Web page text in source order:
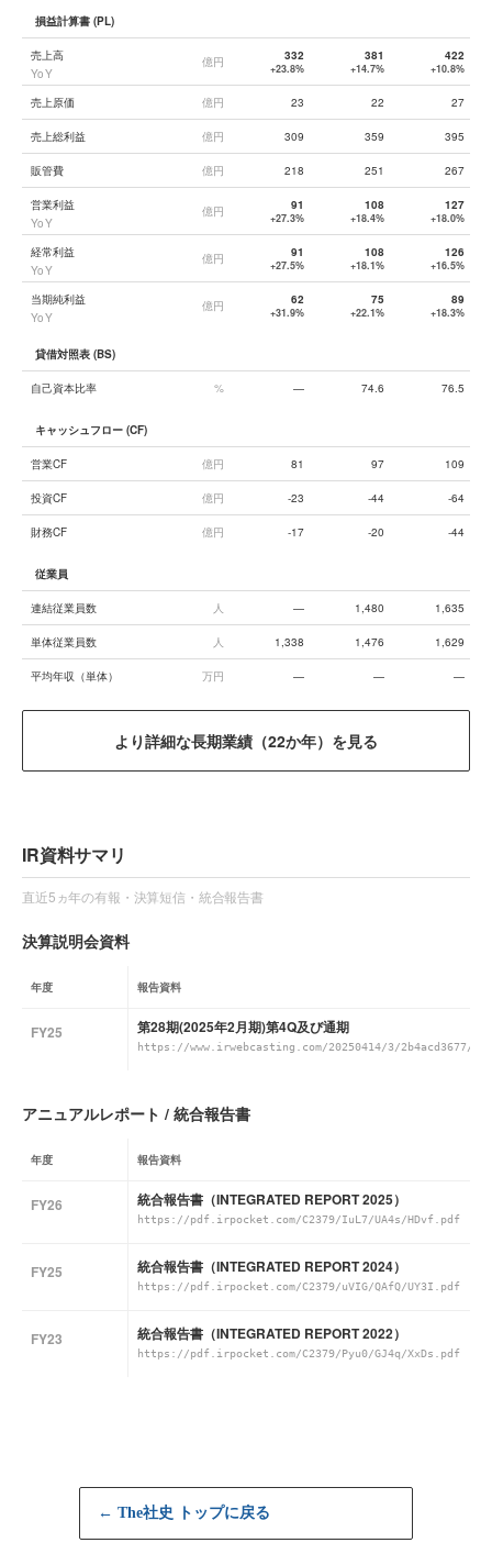
損益計算書 (PL)
売上高
YoY
億円 332
+23.8%
381
+14.7%
422
+10.8%
売上原価 億円 23 22 27
売上総利益 億円 309 359 395
販管費 億円 218 251 267
営業利益
YoY
億円 91
+27.3%
108
+18.4%
127
+18.0%
経常利益
YoY
億円 91
+27.5%
108
+18.1%
126
+16.5%
当期純利益
YoY
億円 62
+31.9%
75
+22.1%
89
+18.3%
貸借対照表 (BS)
自己資本比率 % — 74.6 76.5
キャッシュフロー (CF)
営業CF 億円 81 97 109
投資CF 億円 -23 -44 -64
財務CF 億円 -17 -20 -44
従業員
連結従業員数 人 — 1,480 1,635
単体従業員数 人 1,338 1,476 1,629
平均年収（単体） 万円 — — —
より詳細な長期業績（22か年）を見る
IR資料サマリ
直近5ヵ年の有報・決算短信・統合報告書
決算説明会資料
年度 報告資料
FY25 第28期(2025年2月期)第4Q及び通期
https://www.irwebcasting.com/20250414/3/2b4acd3677/
アニュアルレポート / 統合報告書
年度 報告資料
FY26 統合報告書（INTEGRATED REPORT 2025）
https://pdf.irpocket.com/C2379/IuL7/UA4s/HDvf.pdf
FY25 統合報告書（INTEGRATED REPORT 2024）
https://pdf.irpocket.com/C2379/uVIG/QAfQ/UY3I.pdf
FY23 統合報告書（INTEGRATED REPORT 2022）
https://pdf.irpocket.com/C2379/Pyu0/GJ4q/XxDs.pdf
← The社史 トップに戻る